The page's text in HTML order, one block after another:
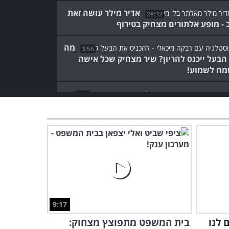
28:32
אדיר מילר עושה זאת
- מופע אלתורים מצחיק בטירוף
3:56
מה
ייכנס להריון? שיר מצחיק שכל אישה
לשמוע!
ענק!
מה הקשר בין מוזיקה מודרנית
לארוחת חג? סטנדאפ של אודי
9:19
כהן בסטנדאפ על המצב בהווה
ובעתיד
לנו
9:17
בית המשפט מתפוצץ מצחוק: